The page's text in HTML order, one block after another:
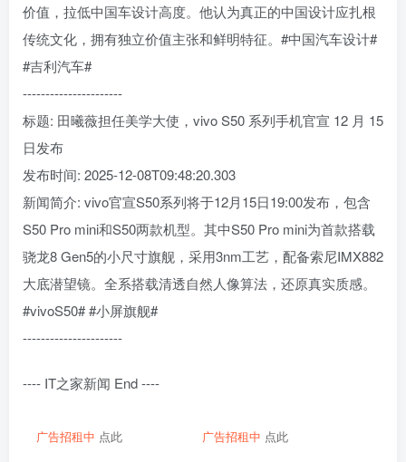
价值，拉低中国车设计高度。他认为真正的中国设计应扎根
传统文化，拥有独立价值主张和鲜明特征。#中国汽车设计#
#吉利汽车#
----------------------
标题: 田曦薇担任美学大使，vivo S50 系列手机官宣 12 月 15
日发布
发布时间: 2025-12-08T09:48:20.303
新闻简介: vivo官宣S50系列将于12月15日19:00发布，包含
S50 Pro mini和S50两款机型。其中S50 Pro mini为首款搭载
骁龙8 Gen5的小尺寸旗舰，采用3nm工艺，配备索尼IMX882
大底潜望镜。全系搭载清透自然人像算法，还原真实质感。
#vivoS50# #小屏旗舰#
----------------------
---- IT之家新闻 End ----
广告招租中 点此 广告招租中 点此